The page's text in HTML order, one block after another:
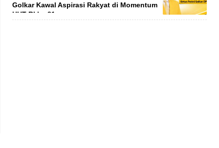
Golkar Kawal Aspirasi Rakyat di Momentum
HUT RI ke-81